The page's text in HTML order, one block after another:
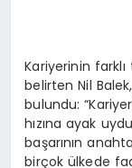
Kariyerinin
belirten Nil
bulundu:
hızına ayak
başarının
birçok ülkede